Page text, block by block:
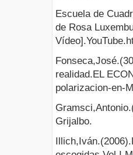
Escuela de
de Rosa
realidad.EL
polarizacion-en-
Grijalbo.